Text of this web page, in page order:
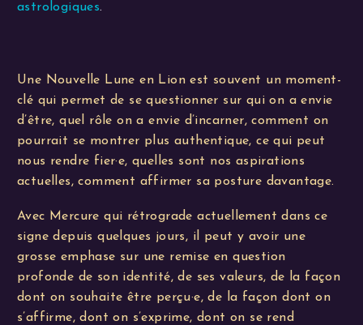
astrologiques.
Une Nouvelle Lune en Lion est souvent un moment-
clé qui permet de se questionner sur qui on a envie
d’être, quel rôle on a envie d’incarner, comment on
pourrait se montrer plus authentique, ce qui peut
nous rendre fier·e, quelles sont nos aspirations
actuelles, comment affirmer sa posture davantage.
Avec Mercure qui rétrograde actuellement dans ce
signe depuis quelques jours, il peut y avoir une
grosse emphase sur une remise en question
profonde de son identité, de ses valeurs, de la façon
dont on souhaite être perçu·e, de la façon dont on
s’affirme, dont on s’exprime, dont on se rend